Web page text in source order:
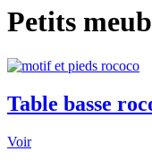
Petits
Table basse
Voir